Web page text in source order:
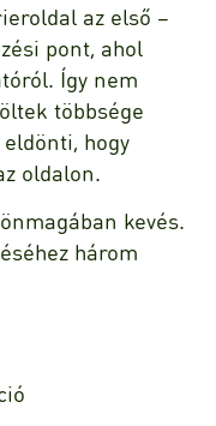
az első –
pont, ahol
Így nem
többsége
hogy
oldalon.
kevés.
három